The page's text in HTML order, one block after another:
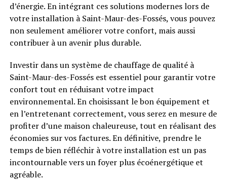
d’énergie. En intégrant ces solutions modernes lors de
votre installation à Saint-Maur-des-Fossés, vous pouvez
non seulement améliorer votre confort, mais aussi
contribuer à un avenir plus durable.
Investir dans un système de chauffage de qualité à
Saint-Maur-des-Fossés est essentiel pour garantir votre
confort tout en réduisant votre impact
environnemental. En choisissant le bon équipement et
en l’entretenant correctement, vous serez en mesure de
profiter d’une maison chaleureuse, tout en réalisant des
économies sur vos factures. En définitive, prendre le
temps de bien réfléchir à votre installation est un pas
incontournable vers un foyer plus écoénergétique et
agréable.